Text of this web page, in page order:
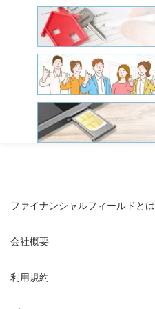
ファイナンシャルフィールドとは
会社概要
利用規約